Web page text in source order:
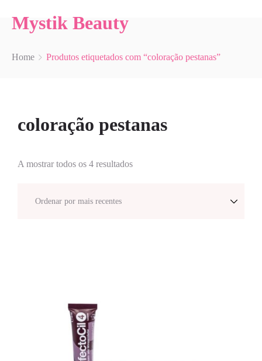
Mystik Beauty
Home Produtos etiquetados com “coloração pestanas”
coloração pestanas
A mostrar todos os 4 resultados